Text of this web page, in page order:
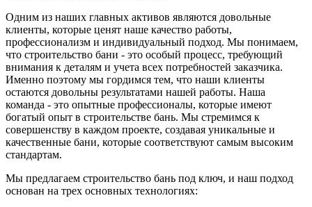
Одним из наших главных активов являются довольные
клиенты, которые ценят наше качество работы,
профессионализм и индивидуальный подход. Мы понимаем,
что строительство бани - это особый процесс, требующий
внимания к деталям и учета всех потребностей заказчика.
Именно поэтому мы гордимся тем, что наши клиенты
остаются довольны результатами нашей работы. Наша
команда - это опытные профессионалы, которые имеют
богатый опыт в строительстве бань. Мы стремимся к
совершенству в каждом проекте, создавая уникальные и
качественные бани, которые соответствуют самым высоким
стандартам.
Мы предлагаем строительство бань под ключ, и наш подход
основан на трех основных технологиях: